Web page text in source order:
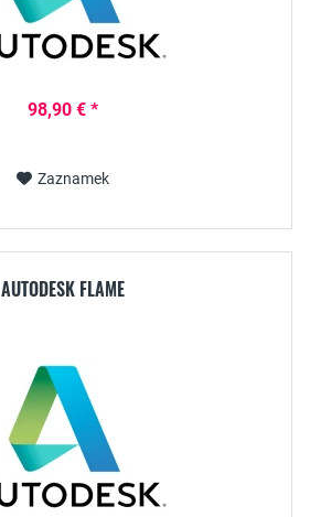
98,90 € *
Zaznamek
AUTODESK FLAME